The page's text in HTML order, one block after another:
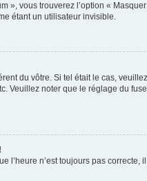
», vous trouverez l’option «
étant un utilisateur invisible.
du vôtre. Si tel était le cas,
Veuillez noter que le réglage du
l’heure n’est toujours pas